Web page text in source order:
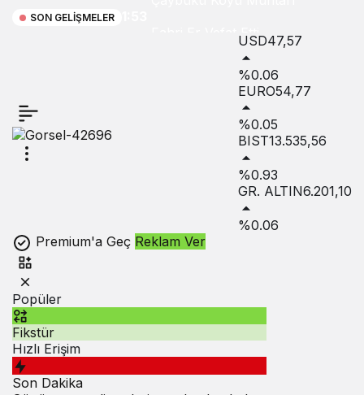
SON GELIŞMELER
Fahri Er Vefat Etti
USD47,57
%0.06
EURO54,77
%0.05
BIST13.535,56
%0.93
GR. ALTIN6.201,10
%0.06
Premium'a Geç Reklam Ver
Popüler
Fikstür
Hızlı Erişim
Son Dakika